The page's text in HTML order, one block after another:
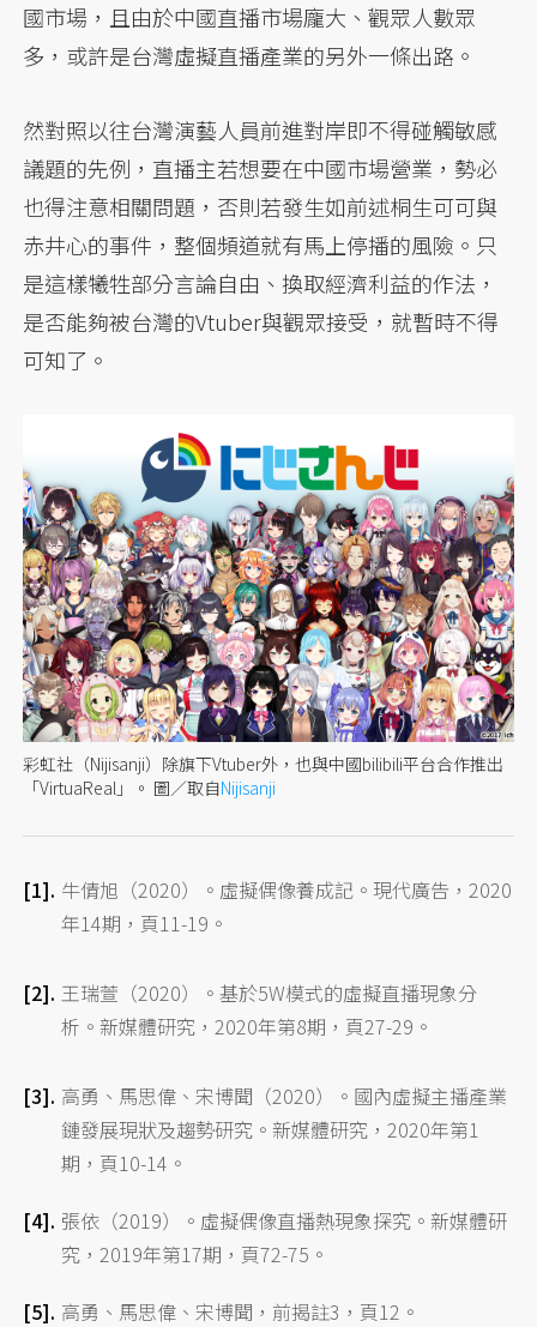
國市場，且由於中國直播市場龐大、觀眾人數眾
多，或許是台灣虛擬直播產業的另外一條出路。
然對照以往台灣演藝人員前進對岸即不得碰觸敏感
議題的先例，直播主若想要在中國市場營業，勢必
也得注意相關問題，否則若發生如前述桐生可可與
赤井心的事件，整個頻道就有馬上停播的風險。只
是這樣犧牲部分言論自由、換取經濟利益的作法，
是否能夠被台灣的Vtuber與觀眾接受，就暫時不得
可知了。
彩虹社（Nijisanji）除旗下Vtuber外，也與中國bilibili平台合作推出
「VirtuaReal」。 圖／取自Nijisanji
牛倩旭（2020）。虛擬偶像養成記。現代廣告，2020
年14期，頁11-19。
王瑞萱（2020）。基於5W模式的虛擬直播現象分
析。新媒體研究，2020年第8期，頁27-29。
高勇、馬思偉、宋博聞（2020）。國內虛擬主播產業
鏈發展現狀及趨勢研究。新媒體研究，2020年第1
期，頁10-14。
張依（2019）。虛擬偶像直播熱現象探究。新媒體研
究，2019年第17期，頁72-75。
高勇、馬思偉、宋博聞，前揭註3，頁12。